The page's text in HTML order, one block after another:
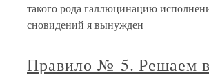
такого рода галлюцинацию
сновидений я вынужден
Правило № 5. Решаем